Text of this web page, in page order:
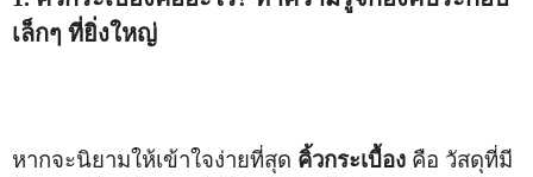
เล็กๆ ที่ยิ่งใหญ่
หากจะนิยามให้เข้าใจง่ายที่สุด คิ้วกระเบื้อง คือ วัสดุที่มี